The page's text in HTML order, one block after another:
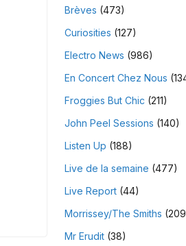
Brèves (473)
Curiosities (127)
Electro News (986)
En Concert Chez Nous
Froggies But Chic (211)
John Peel Sessions (140)
Listen Up (188)
Live de la semaine (477)
Live Report(44)
Morrissey/The Smiths
Mr Erudit(38)